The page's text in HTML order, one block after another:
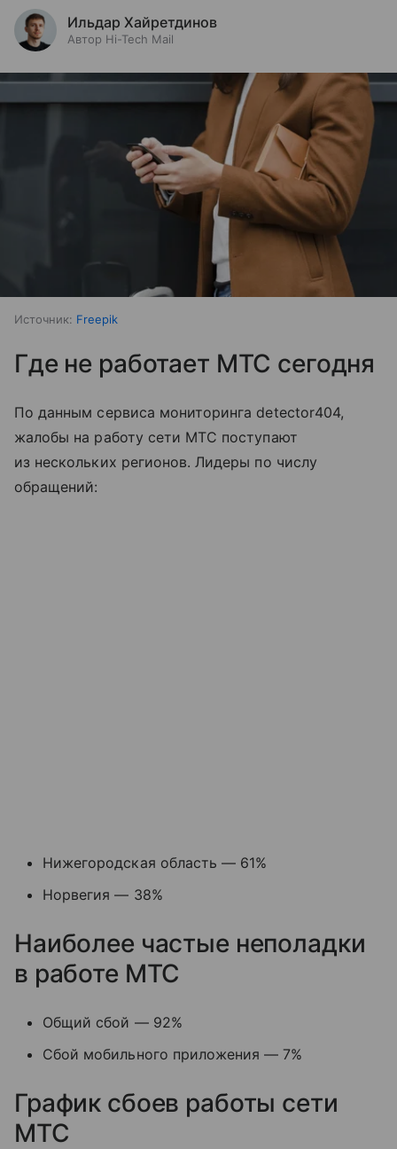
Ильдар Хайретдинов
Автор Hi-Tech Mail
Источник: Freepik
Где не работает МТС сегодня
По данным сервиса мониторинга detector404,
жалобы на работу сети МТС поступают
из нескольких регионов. Лидеры по числу
обращений:
Нижегородская область — 61%
Норвегия — 38%
Наиболее частые неполадки
в работе МТС
Общий сбой — 92%
Сбой мобильного приложения — 7%
График сбоев работы сети
МТС